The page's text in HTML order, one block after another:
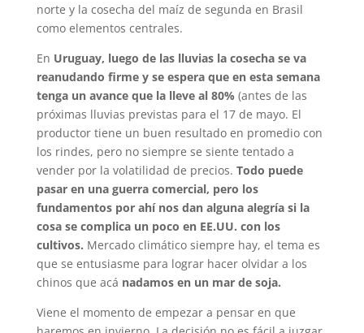
norte y la cosecha del maíz de segunda en Brasil
como elementos centrales.
En Uruguay, luego de las lluvias la cosecha se va
reanudando firme y se espera que en esta semana
tenga un avance que la lleve al 80% (antes de las
próximas lluvias previstas para el 17 de mayo. El
productor tiene un buen resultado en promedio con
los rindes, pero no siempre se siente tentado a
vender por la volatilidad de precios. Todo puede
pasar en una guerra comercial, pero los
fundamentos por ahí nos dan alguna alegría si la
cosa se complica un poco en EE.UU. con los
cultivos. Mercado climático siempre hay, el tema es
que se entusiasme para lograr hacer olvidar a los
chinos que acá nadamos en un mar de soja.
Viene el momento de empezar a pensar en que